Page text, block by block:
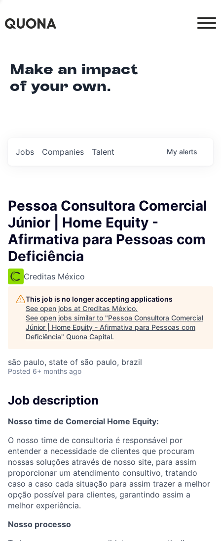
Make an impact
of your own.
Jobs Companies Talent My alerts
Pessoa Consultora Comercial
Júnior | Home Equity -
Afirmativa para Pessoas com
Deficiência
Creditas México
This job is no longer accepting applications
See open jobs at Creditas México.
See open jobs similar to "Pessoa Consultora Comercial
Júnior | Home Equity - Afirmativa para Pessoas com
Deficiência" Quona Capital.
são paulo, state of são paulo, brazil
Posted 6+ months ago
Job description
Nosso time de Comercial Home Equity:
O nosso time de consultoria é responsável por
entender a necessidade de clientes que procuram
nossas soluções através de nosso site, para assim
proporcionar um atendimento consultivo, tratando
caso a caso cada situação para assim trazer a melhor
opção possível para clientes, garantindo assim a
melhor experiência.
Nosso processo